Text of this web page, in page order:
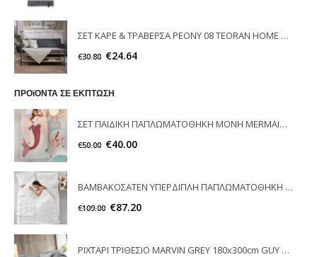
ΣΕΤ ΚΑΡΕ & ΤΡΑΒΕΡΣΑ PEONY 08 TEORAN HOME & MORE
€30.80 €24.64
ΠΡΟϊΟΝΤΑ ΣΕ ΕΚΠΤΩΣΗ
ΣΕΤ ΠΑΙΔΙΚΗ ΠΑΠΛΩΜΑΤΟΘΗΚΗ ΜΟΝH MERMAID SAINT CLAIR
€50.00 €40.00
ΒΑΜΒΑΚΟΣΑΤΕΝ ΥΠΕΡΔΙΠΛΗ ΠΑΠΛΩΜΑΤΟΘΗΚΗ NICE BEIGE GUY LAROCHE
€109.00 €87.20
ΡΙΧΤΑΡΙ ΤΡΙΘΕΣΙΟ MARVIN GREY 180x300cm GUY LAROCHE